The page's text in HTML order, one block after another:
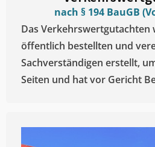
nach § 194 BauGB
Das Verkehrswertgutachten
öffentlich bestellten und
Sachverständigen erstellt,
Seiten und hat vor Gericht